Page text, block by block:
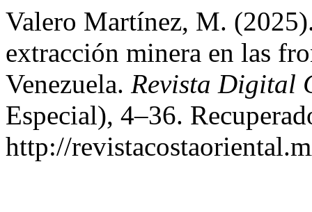
Valero Martínez, M.
extracción minera en las
Venezuela. Revista Digital
Especial), 4–36.
http://